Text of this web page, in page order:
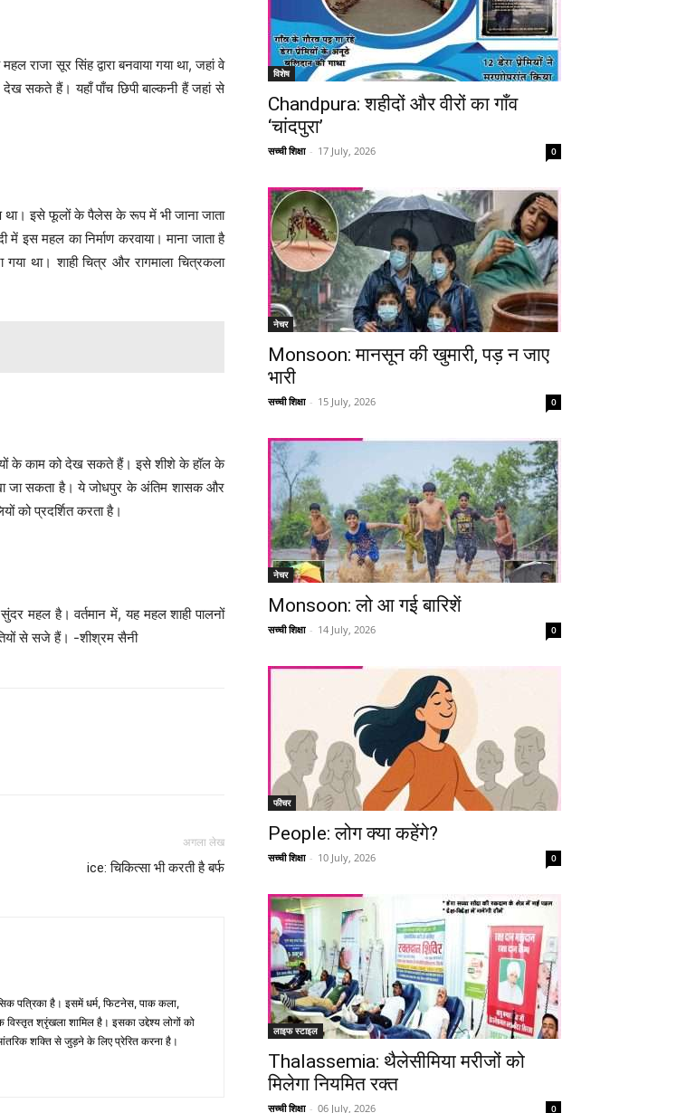
राजा सूर सिंह द्वारा बनवाया गया था, जहां वे
सकते हैं। यहाँ पाँच छिपी बाल्कनी हैं जहां से
था। इसे फूलों के पैलेस के रूप में भी जाना जाता
इस महल का निर्माण करवाया। माना जाता है
था। शाही चित्र और रागमाला चित्रकला
के काम को देख सकते हैं। इसे शीशे के हॉल के
जा सकता है। ये जोधपुर के अंतिम शासक और
को प्रदर्शित करता है।
महल है। वर्तमान में, यह महल शाही पालनों
से सजे हैं। -शीश्रम सैनी
Telegram Copy URL
अगला लेख
ice: चिकित्सा भी करती है बर्फ
पत्रिका है। इसमें धर्म, फिटनेस, पाक कला,
विस्तृत श्रृंखला शामिल है। इसका उद्देश्य लोगों को
शक्ति से जुड़ने के लिए प्रेरित करना है।
विशेष
Chandpura: शहीदों और वीरों का गाँव
‘चांदपुरा’
सच्ची शिक्षा - 17 July, 2026 0
नेचर
Monsoon: मानसून की खुमारी, पड़ न जाए
भारी
सच्ची शिक्षा - 15 July, 2026 0
नेचर
Monsoon: लो आ गई बारिशें
सच्ची शिक्षा - 14 July, 2026 0
फीचर
People: लोग क्या कहेंगे?
सच्ची शिक्षा - 10 July, 2026 0
लाइफ स्टाइल
Thalassemia: थैलेसीमिया मरीजों को
मिलेगा नियमित रक्त
सच्ची शिक्षा - 06 July, 2026 0